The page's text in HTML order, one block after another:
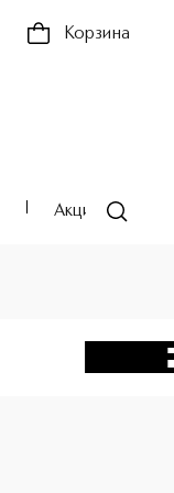
Корзина
Акции